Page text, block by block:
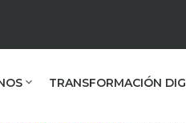
TRANSFORMACIÓN